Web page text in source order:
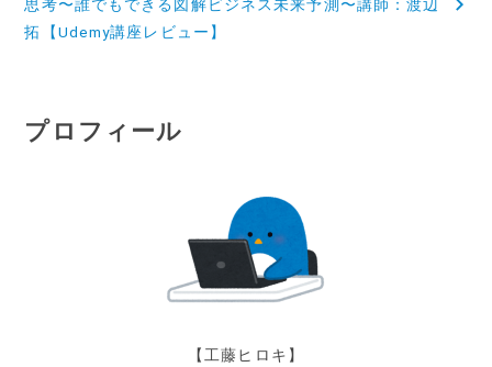
ゲ
シ
思考〜誰でもできる図解ビジネス未来予測〜講師：渡辺
拓【Udemy講座レビュー】
プロフィール
【工藤ヒロキ】